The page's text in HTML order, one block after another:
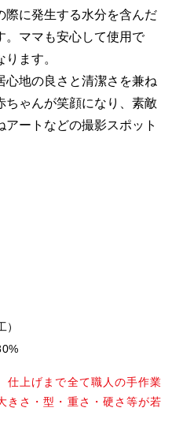
際に発生する水分を含んだ
。ママも安心して使用で
ます。
心地の良さと清潔さを兼ね
ちゃんが笑顔になり、素敵
ートなどの撮影スポット
仕上げまで全て職人の手作業
きさ・型・重さ・硬さ等が若